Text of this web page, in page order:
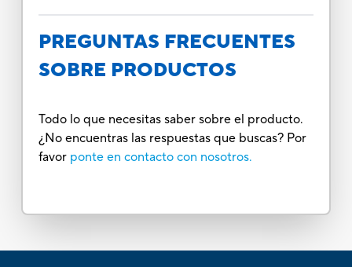
PREGUNTAS FRECUENTES
SOBRE PRODUCTOS
Todo lo que necesitas saber sobre el producto.
¿No encuentras las respuestas que buscas? Por
favor ponte en contacto con nosotros.